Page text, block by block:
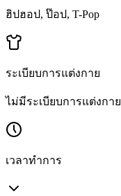
ฮิปฮอป, ป๊อป, T-Pop
ระเบียบการแต่งกาย
ไม่มีระเบียบการแต่งกาย
เวลาทำการ